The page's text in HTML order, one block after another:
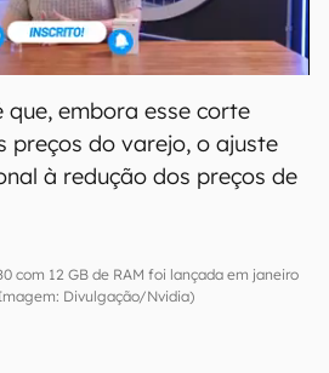
que, embora esse corte
preços do varejo, o ajuste
à redução dos preços de
com 12 GB de RAM foi lançada em janeiro
Divulgação/Nvidia)